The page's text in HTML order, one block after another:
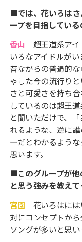
■では、花いろはさ
ープを目指している
香山 超王道系アイ
いろなアイドルが
昔ながらの普遍的
ゃした今の流行り
さと可愛さを持ち
しているのは超王
と聞いただけで、
れるような、逆に
ーだとわかるよう
思います。
■このグループが他
と思う強みを教えて
宮園 花いろはには
対にコンセプトか
ソングが多いと思い